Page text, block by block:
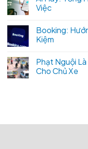
Việc
Booking:
Kiệm
Phạt Nguội Là
Cho Chủ Xe